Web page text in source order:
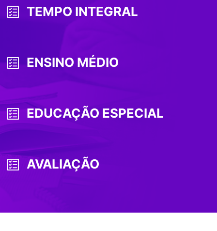
TEMPO INTEGRAL
ENSINO MÉDIO
EDUCAÇÃO ESPECIAL
AVALIAÇÃO